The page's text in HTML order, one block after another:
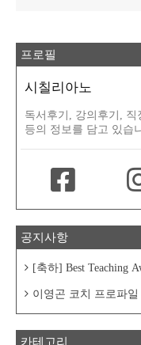
프로필
시칠리아노
독서후기, 강의후기,
등의 정보를 담고 있습
공지사항
[축하] Best Teaching
이영곤 코치 프로파일
카테고리